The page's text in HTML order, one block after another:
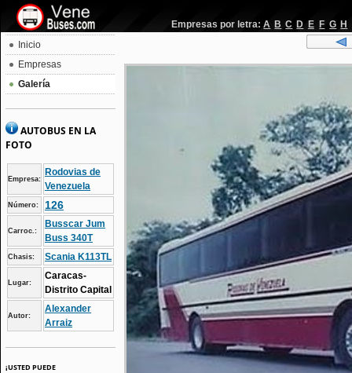
Empresas por letra: A B C D E F G H
Inicio
Empresas
Galería
AUTOBUS EN LA
FOTO
Empresa:
Rodovias de
Venezuela
Número: 126
Carroc.:
Busscar Jum
Buss 340T
Chasis: Scania K113TL
Lugar:
Caracas-
Distrito Capital
Autor:
Alexander
Arraiz
¡USTED PUEDE